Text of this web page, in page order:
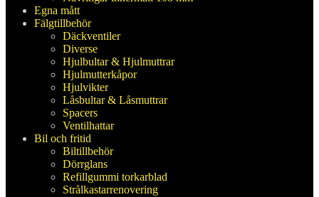
Egna mått
Fälgtillbehör
Däckventiler
Diverse
Hjulbultar & Hjulmuttrar
Hjulmutterkåpor
Hjulvikter
Låsbultar & Låsmuttrar
Spacers
Ventilhattar
Bil och fritid
Biltillbehör
Dörrglans
Refillgummi torkarblad
Strålkastarrenovering